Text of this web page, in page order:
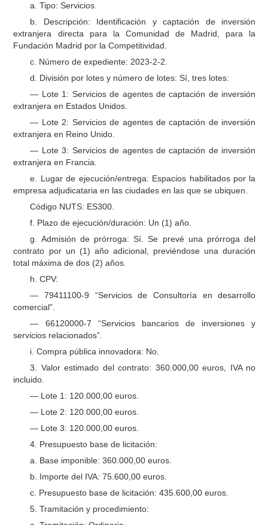
a. Tipo: Servicios.
b. Descripción: Identificación y captación de inversión
extranjera directa para la Comunidad de Madrid, para la
Fundación Madrid por la Competitividad.
c. Número de expediente: 2023-2-2.
d. División por lotes y número de lotes: Sí, tres lotes:
— Lote 1: Servicios de agentes de captación de inversión
extranjera en Estados Unidos.
— Lote 2: Servicios de agentes de captación de inversión
extranjera en Reino Unido.
— Lote 3: Servicios de agentes de captación de inversión
extranjera en Francia.
e. Lugar de ejecución/entrega: Espacios habilitados por la
empresa adjudicataria en las ciudades en las que se ubiquen.
Código NUTS: ES300.
f. Plazo de ejecución/duración: Un (1) año.
g. Admisión de prórroga: Sí. Se prevé una prórroga del
contrato por un (1) año adicional, previéndose una duración
total máxima de dos (2) años.
h. CPV:
— 79411100-9 “Servicios de Consultoría en desarrollo
comercial”.
— 66120000-7 “Servicios bancarios de inversiones y
servicios relacionados”.
i. Compra pública innovadora: No.
3. Valor estimado del contrato: 360.000,00 euros, IVA no
incluido.
— Lote 1: 120.000,00 euros.
— Lote 2: 120.000,00 euros.
— Lote 3: 120.000,00 euros.
4. Presupuesto base de licitación:
a. Base imponible: 360.000,00 euros.
b. Importe del IVA: 75.600,00 euros.
c. Presupuesto base de licitación: 435.600,00 euros.
5. Tramitación y procedimiento: